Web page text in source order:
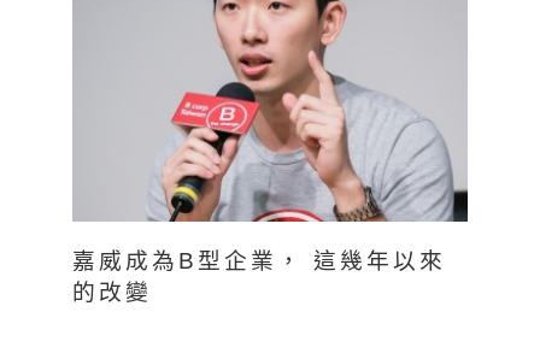
嘉威成為B型企業， 這幾年以來
的改變